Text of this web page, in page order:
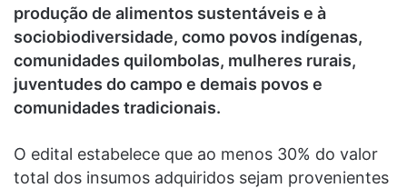
produção de alimentos sustentáveis e à
sociobiodiversidade, como povos indígenas,
comunidades quilombolas, mulheres rurais,
juventudes do campo e demais povos e
comunidades tradicionais.
O edital estabelece que ao menos 30% do valor
total dos insumos adquiridos sejam provenientes